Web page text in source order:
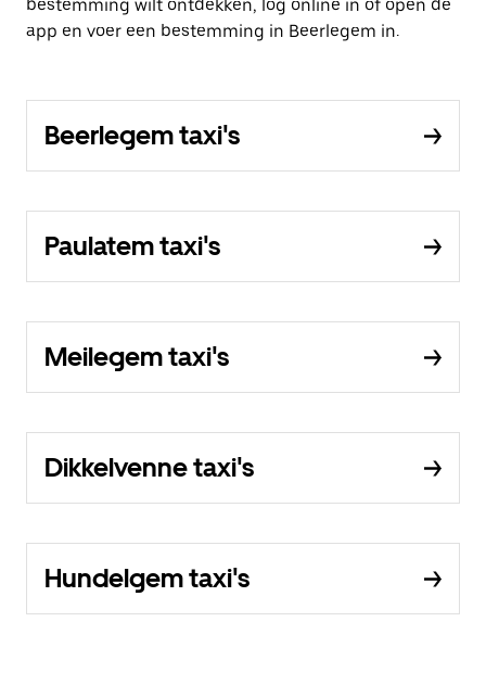
bestemming wilt ontdekken, log online in of open de
app en voer een bestemming in Beerlegem in.
Beerlegem taxi's
Paulatem taxi's
Meilegem taxi's
Dikkelvenne taxi's
Hundelgem taxi's